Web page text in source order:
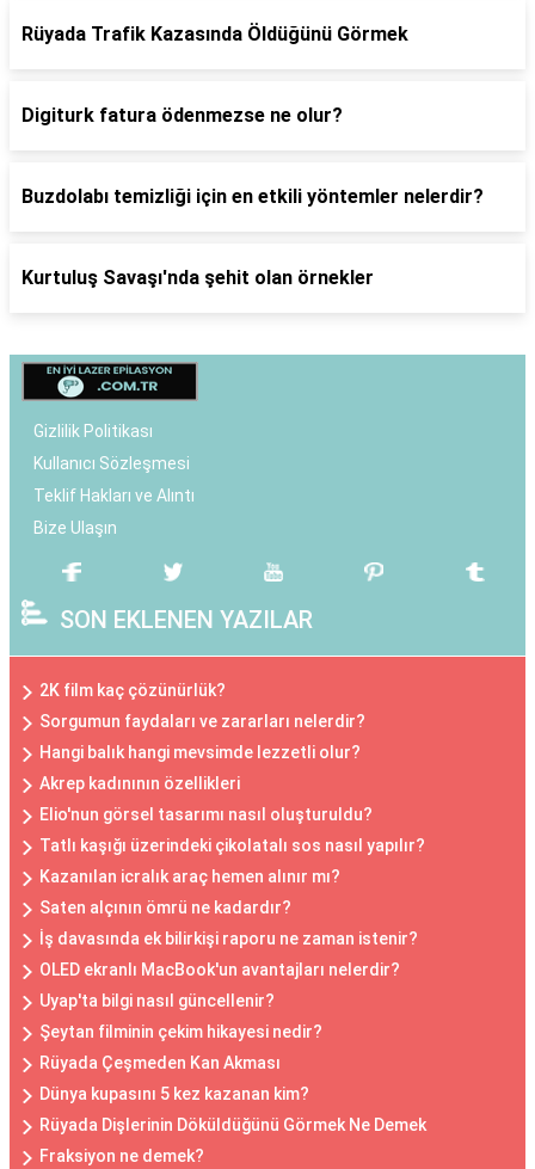
Rüyada Trafik Kazasında Öldüğünü Görmek
Digiturk fatura ödenmezse ne olur?
Buzdolabı temizliği için en etkili yöntemler nelerdir?
Kurtuluş Savaşı'nda şehit olan örnekler
Gizlilik Politikası
Kullanıcı Sözleşmesi
Teklif Hakları ve Alıntı
Bize Ulaşın
SON EKLENEN YAZILAR
2K film kaç çözünürlük?
Sorgumun faydaları ve zararları nelerdir?
Hangi balık hangi mevsimde lezzetli olur?
Akrep kadınının özellikleri
Elio'nun görsel tasarımı nasıl oluşturuldu?
Tatlı kaşığı üzerindeki çikolatalı sos nasıl yapılır?
Kazanılan icralık araç hemen alınır mı?
Saten alçının ömrü ne kadardır?
İş davasında ek bilirkişi raporu ne zaman istenir?
OLED ekranlı MacBook'un avantajları nelerdir?
Uyap'ta bilgi nasıl güncellenir?
Şeytan filminin çekim hikayesi nedir?
Rüyada Çeşmeden Kan Akması
Dünya kupasını 5 kez kazanan kim?
Rüyada Dişlerinin Döküldüğünü Görmek Ne Demek
Fraksiyon ne demek?